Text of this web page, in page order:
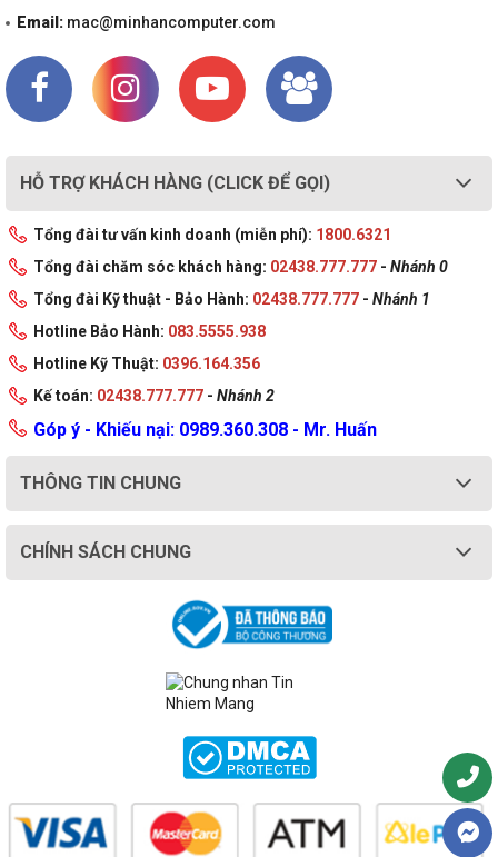
Email: mac@minhancomputer.com
HỖ TRỢ KHÁCH HÀNG (CLICK ĐỂ GỌI)
Tổng đài tư vấn kinh doanh (miễn phí): 1800.6321
Tổng đài chăm sóc khách hàng: 02438.777.777 - Nhánh 0
Tổng đài Kỹ thuật - Bảo Hành: 02438.777.777 - Nhánh 1
Hotline Bảo Hành: 083.5555.938
Hotline Kỹ Thuật: 0396.164.356
Kế toán: 02438.777.777 - Nhánh 2
Góp ý - Khiếu nại: 0989.360.308 - Mr. Huấn
THÔNG TIN CHUNG
CHÍNH SÁCH CHUNG